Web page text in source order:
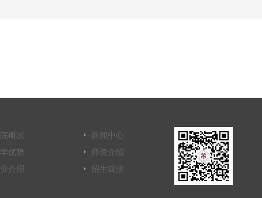
概况
新闻中心
优势
师资介绍
介绍
招生就业